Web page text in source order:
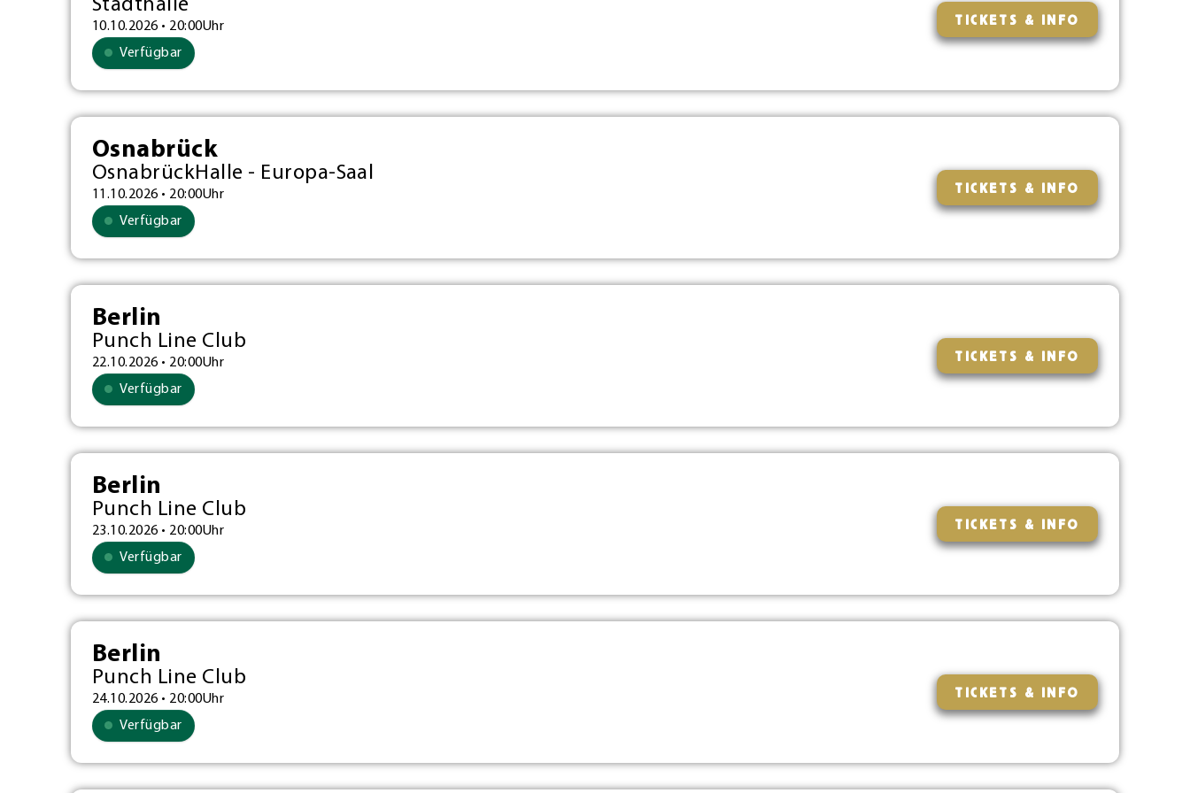
Stadthalle
10.10.2026 • 20:00Uhr
Verfügbar
TICKETS & INFO
Osnabrück
OsnabrückHalle - Europa-Saal
11.10.2026 • 20:00Uhr
Verfügbar
TICKETS & INFO
Berlin
Punch Line Club
22.10.2026 • 20:00Uhr
Verfügbar
TICKETS & INFO
Berlin
Punch Line Club
23.10.2026 • 20:00Uhr
Verfügbar
TICKETS & INFO
Berlin
Punch Line Club
24.10.2026 • 20:00Uhr
Verfügbar
TICKETS & INFO